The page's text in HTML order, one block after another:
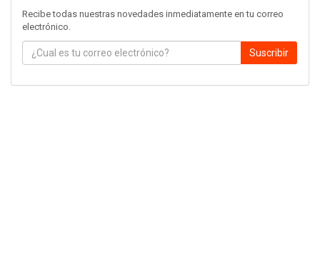
Recibe todas nuestras novedades inmediatamente en tu correo
electrónico.
Suscribir